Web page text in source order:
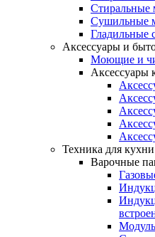
Сушильные
Гладильные
Аксессуары и
Моющие и
Аксессуары
Техника для кухни
Варочные